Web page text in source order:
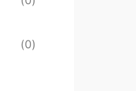
(0)